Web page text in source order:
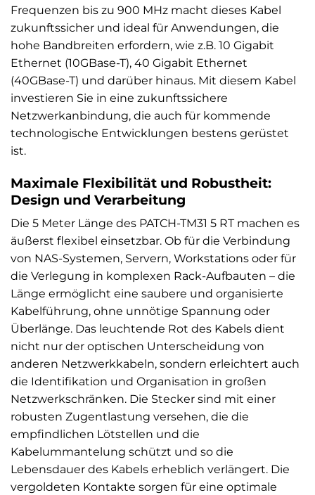
Frequenzen bis zu 900 MHz macht dieses Kabel
zukunftssicher und ideal für Anwendungen, die
hohe Bandbreiten erfordern, wie z.B. 10 Gigabit
Ethernet (10GBase-T), 40 Gigabit Ethernet
(40GBase-T) und darüber hinaus. Mit diesem Kabel
investieren Sie in eine zukunftssichere
Netzwerkanbindung, die auch für kommende
technologische Entwicklungen bestens gerüstet
ist.
Maximale Flexibilität und Robustheit:
Design und Verarbeitung
Die 5 Meter Länge des PATCH-TM31 5 RT machen es
äußerst flexibel einsetzbar. Ob für die Verbindung
von NAS-Systemen, Servern, Workstations oder für
die Verlegung in komplexen Rack-Aufbauten – die
Länge ermöglicht eine saubere und organisierte
Kabelführung, ohne unnötige Spannung oder
Überlänge. Das leuchtende Rot des Kabels dient
nicht nur der optischen Unterscheidung von
anderen Netzwerkkabeln, sondern erleichtert auch
die Identifikation und Organisation in großen
Netzwerkschränken. Die Stecker sind mit einer
robusten Zugentlastung versehen, die die
empfindlichen Lötstellen und die
Kabelummantelung schützt und so die
Lebensdauer des Kabels erheblich verlängert. Die
vergoldeten Kontakte sorgen für eine optimale